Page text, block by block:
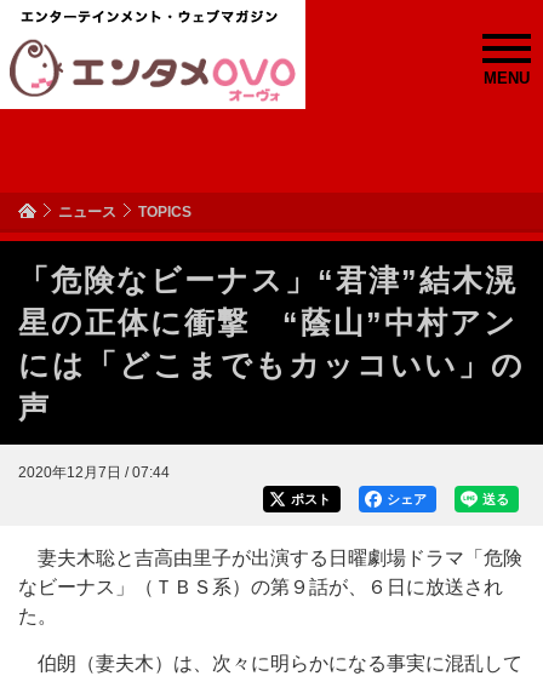
MENU
ニュース TOPICS
「危険なビーナス」“君津”結木滉
星の正体に衝撃 “蔭山”中村アン
には「どこまでもカッコいい」の
声
2020年12月7日 / 07:44
送る
シェア
ポスト
妻夫木聡と吉高由里子が出演する日曜劇場ドラマ「危険
なビーナス」（ＴＢＳ系）の第９話が、６日に放送され
た。
伯朗（妻夫木）は、次々に明らかになる事実に混乱して